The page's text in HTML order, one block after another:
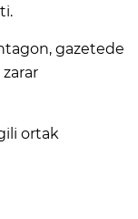
gazetede
ortak